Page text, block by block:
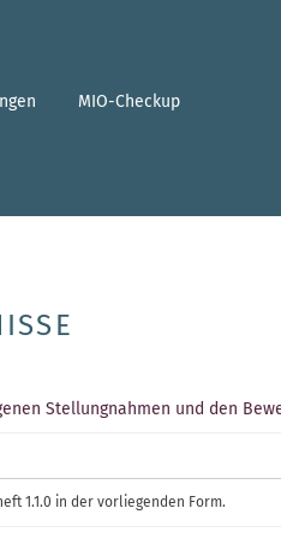
MIO-Checkup
Stellungnahmen und den
1.1.0 in der vorliegenden Form.